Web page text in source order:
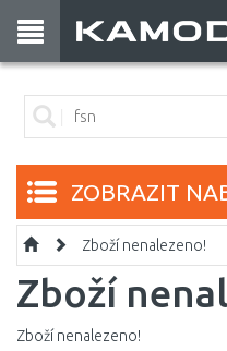
ZOBRAZIT
Zboží nenalezeno!
Zboží
Zboží nenalezeno!